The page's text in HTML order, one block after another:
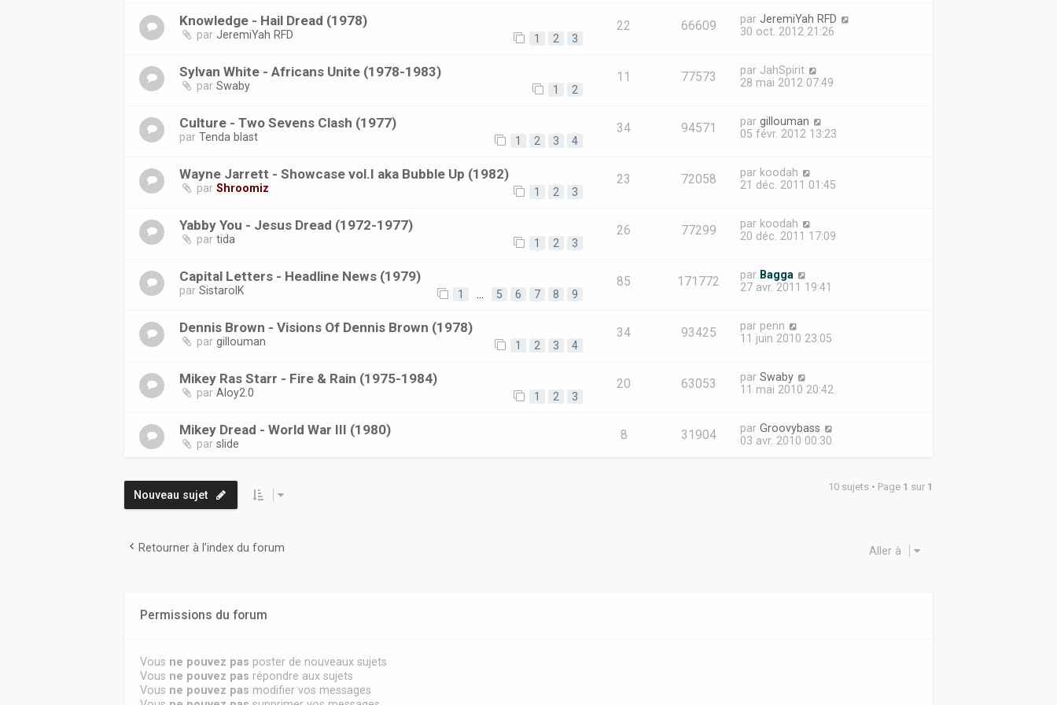
Knowledge - Hail Dread (1978)
parJeremiYah RFD 1 2 3
22 66609 par JeremiYah RFD
30 oct. 2012 21:26
Sylvan White - Africans Unite (1978-1983)
parSwaby 1 2
11 77573 par JahSpirit
28 mai 2012 07:49
Culture - Two Sevens Clash (1977)
parTenda blast 1 2 3 4
34 94571 par gillouman
05 févr. 2012 13:23
Wayne Jarrett - Showcase vol.I aka Bubble Up (1982)
parShroomiz 1 2 3
23 72058 par koodah
21 déc. 2011 01:45
Yabby You - Jesus Dread (1972-1977)
partida 1 2 3
26 77299 par koodah
20 déc. 2011 17:09
Capital Letters - Headline News (1979)
parSistarolK 1 5 6 7 8 9
85 171772 par Bagga
27 avr. 2011 19:41
Dennis Brown - Visions Of Dennis Brown (1978)
pargillouman 1 2 3 4
34 93425 par penn
11 juin 2010 23:05
Mikey Ras Starr - Fire & Rain (1975-1984)
parAloy2.0 1 2 3
20 63053 par Swaby
11 mai 2010 20:42
Mikey Dread - World War III (1980)
parslide
8 31904 par Groovybass
03 avr. 2010 00:30
Nouveau sujet
10 sujets • Page 1 sur 1
Retourner à l’index du forum Aller à
Permissions du forum
Vous ne pouvez pas poster de nouveaux sujets
Vous ne pouvez pas répondre aux sujets
Vous ne pouvez pas modifier vos messages